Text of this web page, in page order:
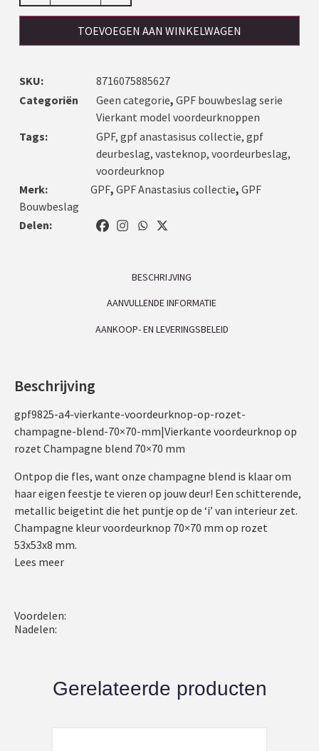
TOEVOEGEN AAN WINKELWAGEN
SKU:
8716075885627
Categoriën
Geen categorie, GPF bouwbeslag serie
Vierkant model voordeurknoppen
Tags:
GPF, gpf anastasisus collectie, gpf
deurbeslag, vasteknop, voordeurbeslag,
voordeurknop
Merk:
GPF, GPF Anastasius collectie, GPF
Bouwbeslag
Delen:
BESCHRIJVING
AANVULLENDE INFORMATIE
AANKOOP- EN LEVERINGSBELEID
Beschrijving
gpf9825-a4-vierkante-voordeurknop-op-rozet-
champagne-blend-70×70-mm|Vierkante voordeurknop op
rozet Champagne blend 70×70 mm
Ontpop die fles, want onze champagne blend is klaar om
haar eigen feestje te vieren op jouw deur! Een schitterende,
metallic beigetint die het puntje op de ‘i’ van interieur zet.
Champagne kleur voordeurknop 70×70 mm op rozet
53x53x8 mm.
Lees meer
Voordelen:
Nadelen:
Gerelateerde producten